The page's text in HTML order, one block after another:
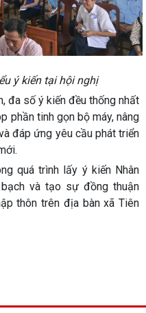
ý kiến tại hội nghị
đa số ý kiến đều thống nhất
phần tinh gọn bộ máy, nâng
đáp ứng yêu cầu phát triển
quá trình lấy ý kiến Nhân
và tạo sự đồng thuận
thôn trên địa bàn xã Tiên